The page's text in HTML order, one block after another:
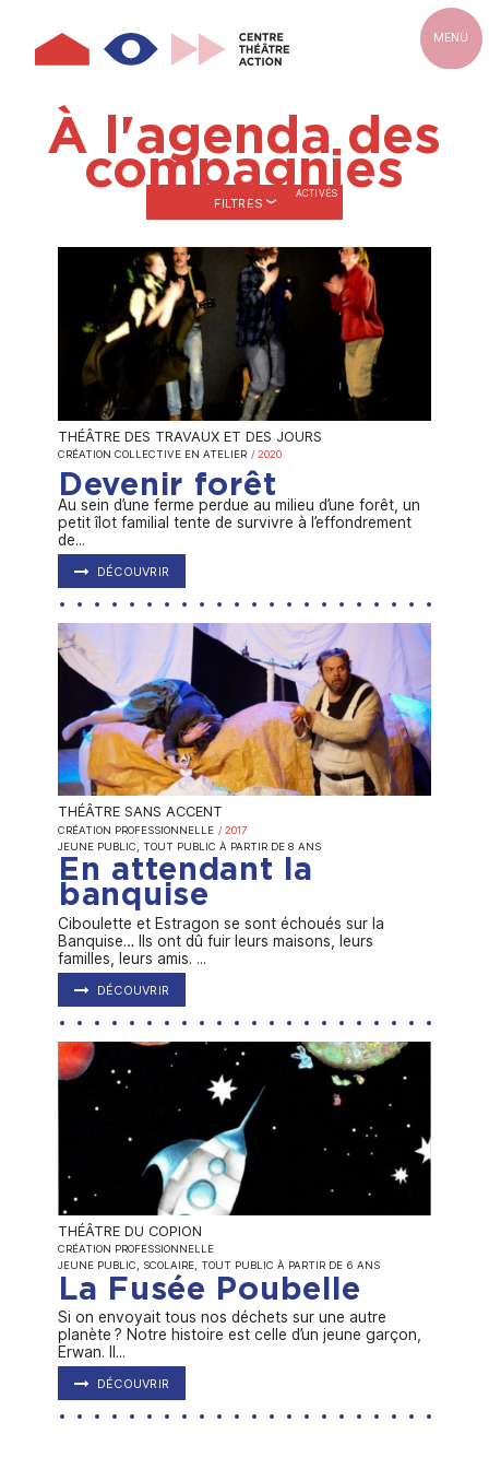
contenu
MENU
À l'agenda des
compagnies
FILTRES
THÉÂTRE DES TRAVAUX ET DES JOURS
CRÉATION COLLECTIVE EN ATELIER / 2020
Devenir forêt
Au sein d’une ferme perdue au milieu d’une forêt, un
petit îlot familial tente de survivre à l’effondrement
de...
DÉCOUVRIR
THÉÂTRE SANS ACCENT
CRÉATION PROFESSIONNELLE / 2017
JEUNE PUBLIC, TOUT PUBLIC À PARTIR DE 8 ANS
En attendant la
banquise
Ciboulette et Estragon se sont échoués sur la
Banquise… Ils ont dû fuir leurs maisons, leurs
familles, leurs amis. ...
DÉCOUVRIR
THÉÂTRE DU COPION
CRÉATION PROFESSIONNELLE
JEUNE PUBLIC, SCOLAIRE, TOUT PUBLIC À PARTIR DE 6 ANS
La Fusée Poubelle
Si on envoyait tous nos déchets sur une autre
planète ? Notre histoire est celle d’un jeune garçon,
Erwan. Il...
DÉCOUVRIR